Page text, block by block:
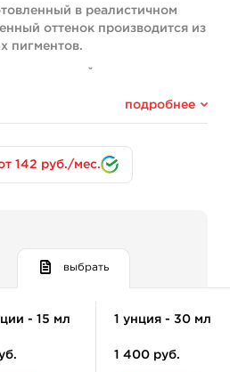
в реалистичном
оттенок производится из
пигментов.
глянцевый цвет идеально
среди татуировщиков
консистенции.
о своих клиентах. Для этого
вариантах — 15,
своих клиентов и для
для изготовления
веганские пигменты,
средств
подробнее
142 руб./мес.
выбрать
- 15 мл 1 унция - 30 мл
1 400 руб.